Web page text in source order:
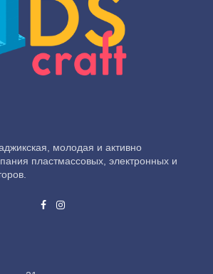
молодая и активно
пластмассовых, электронных и